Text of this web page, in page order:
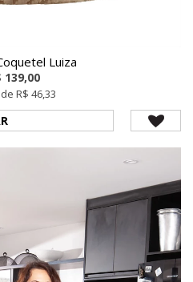
Luiza
139,00
R$ 46,33